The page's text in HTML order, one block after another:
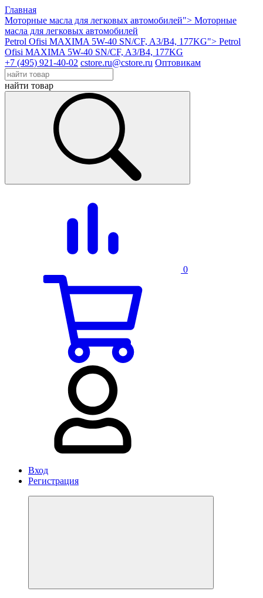
Главная
Моторные масла для легковых автомобилей"> Моторные
масла для легковых автомобилей
Petrol Ofisi MAXIMA 5W-40 SN/CF, A3/B4, 177KG"> Petrol
Ofisi MAXIMA 5W-40 SN/CF, A3/B4, 177KG
+7 (495) 921-40-02 cstore.ru@cstore.ru Оптовикам
найти товар
0
Вход
Регистрация